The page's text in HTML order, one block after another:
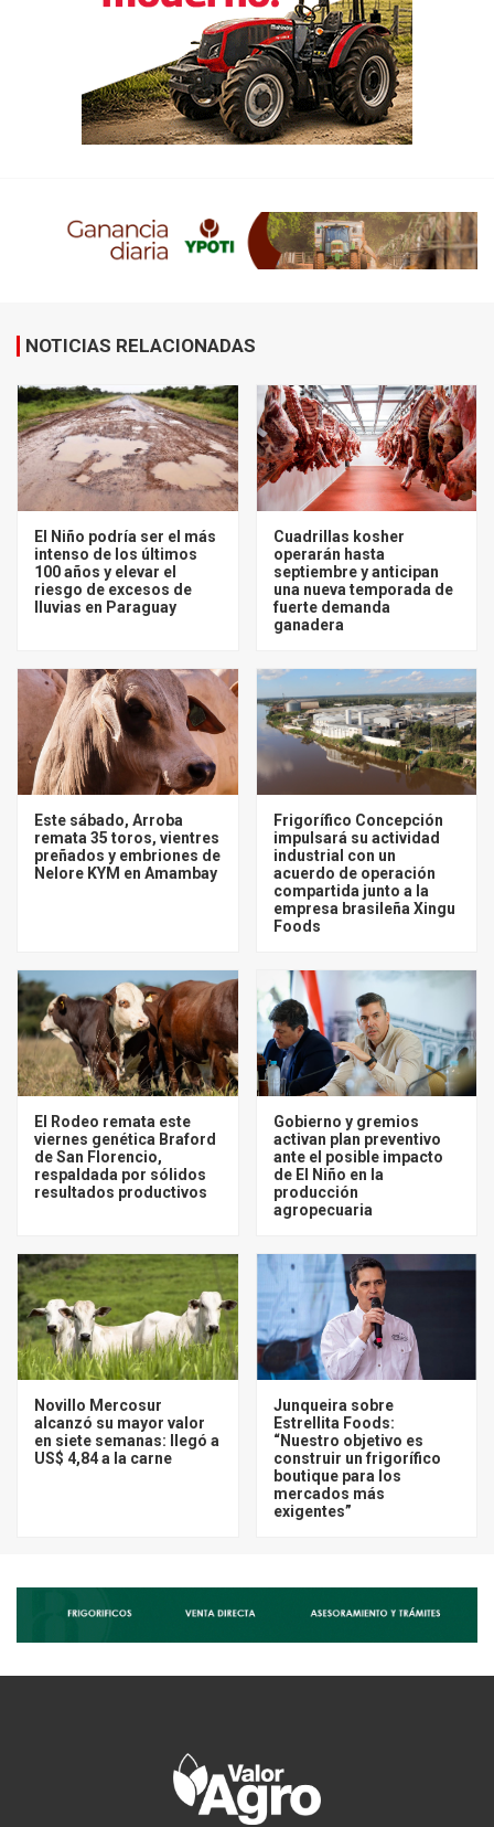
NOTICIAS RELACIONADAS
El Niño podría ser el más
intenso de los últimos
100 años y elevar el
riesgo de excesos de
lluvias en Paraguay
Cuadrillas kosher
operarán hasta
septiembre y anticipan
una nueva temporada de
fuerte demanda
ganadera
Este sábado, Arroba
remata 35 toros, vientres
preñados y embriones de
Nelore KYM en Amambay
Frigorífico Concepción
impulsará su actividad
industrial con un
acuerdo de operación
compartida junto a la
empresa brasileña Xingu
Foods
El Rodeo remata este
viernes genética Braford
de San Florencio,
respaldada por sólidos
resultados productivos
Gobierno y gremios
activan plan preventivo
ante el posible impacto
de El Niño en la
producción
agropecuaria
Novillo Mercosur
alcanzó su mayor valor
en siete semanas: llegó a
US$ 4,84 a la carne
Junqueira sobre
Estrellita Foods:
“Nuestro objetivo es
construir un frigorífico
boutique para los
mercados más
exigentes”